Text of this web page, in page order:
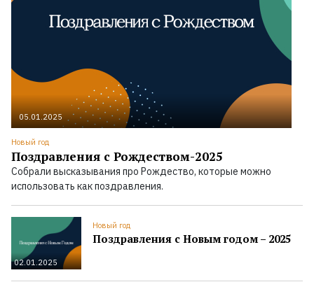
05.01.2025
Новый год
Поздравления с Рождеством-2025
Собрали высказывания про Рождество, которые можно
использовать как поздравления.
02.01.2025
Новый год
Поздравления с Новым годом – 2025